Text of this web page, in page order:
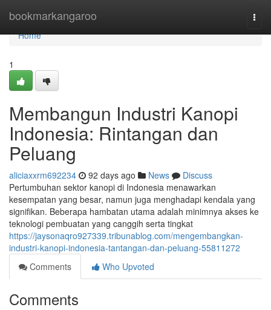
bookmarkangaroo
Home
Home
1
Membangun Industri Kanopi
Indonesia: Rintangan dan
Peluang
aliciaxxrm692234 92 days ago News
Discuss
Pertumbuhan sektor kanopi di Indonesia menawarkan
kesempatan yang besar, namun juga menghadapi kendala yang
signifikan. Beberapa hambatan utama adalah minimnya akses ke
teknologi pembuatan yang canggih serta tingkat
https://jaysonaqro927339.tribunablog.com/mengembangkan-
industri-kanopi-indonesia-tantangan-dan-peluang-55811272
Comments
Who Upvoted
Comments